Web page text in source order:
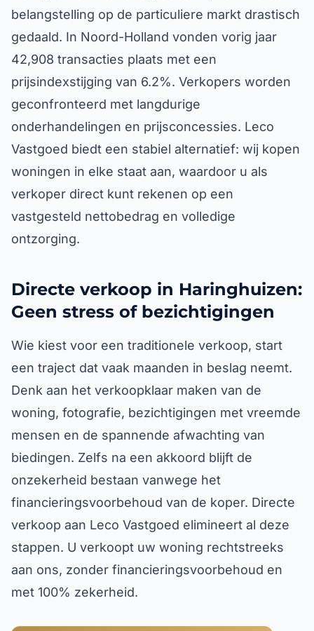
belangstelling op de particuliere markt drastisch
gedaald. In Noord-Holland vonden vorig jaar
42,908 transacties plaats met een
prijsindexstijging van 6.2%. Verkopers worden
geconfronteerd met langdurige
onderhandelingen en prijsconcessies. Leco
Vastgoed biedt een stabiel alternatief: wij kopen
woningen in elke staat aan, waardoor u als
verkoper direct kunt rekenen op een
vastgesteld nettobedrag en volledige
ontzorging.
Directe verkoop in Haringhuizen:
Geen stress of bezichtigingen
Wie kiest voor een traditionele verkoop, start
een traject dat vaak maanden in beslag neemt.
Denk aan het verkoopklaar maken van de
woning, fotografie, bezichtigingen met vreemde
mensen en de spannende afwachting van
biedingen. Zelfs na een akkoord blijft de
onzekerheid bestaan vanwege het
financieringsvoorbehoud van de koper. Directe
verkoop aan Leco Vastgoed elimineert al deze
stappen. U verkoopt uw woning rechtstreeks
aan ons, zonder financieringsvoorbehoud en
met 100% zekerheid.